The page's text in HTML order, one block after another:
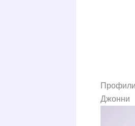
Профили
Джонни